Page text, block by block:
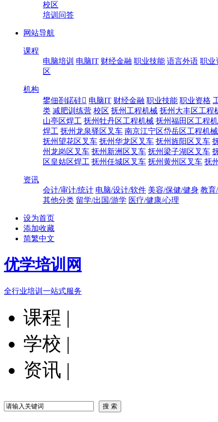
校区
培训问答
网站导航
课程
电脑培训 电脑IT 财经金融 职业技能 语言外语 职业
区
机构
鐢佃剳鍩硅 电脑IT 财经金融 职业技能 职业资格
类 减肥训练营 校区 抚州工程机械 抚州大丰区工程
山亭区焊工 抚州牡丹区工程机械 抚州福田区工程
焊工 抚州龙泉驿区叉车 南京江宁区岱岳区工程机械
抚州望花区叉车 抚州华龙区叉车 抚州旌阳区叉车
州龙岗区叉车 抚州新洲区叉车 抚州梁子湖区叉车
区皇姑区焊工 抚州任城区叉车 抚州黄州区叉车 抚
资讯
会计/审计/统计 电脑/设计/软件 美容/保健/健身 教育
其他分类 留学/出国/游学 医疗/健康/心理
设为首页
添加收藏
简繁中文
优学培训网
全行业培训一站式服务
课程 |
学校 |
资讯 |